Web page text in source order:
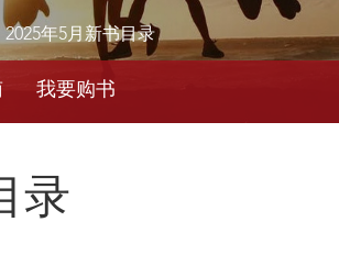
2025年5月新书目录
我要购书
录